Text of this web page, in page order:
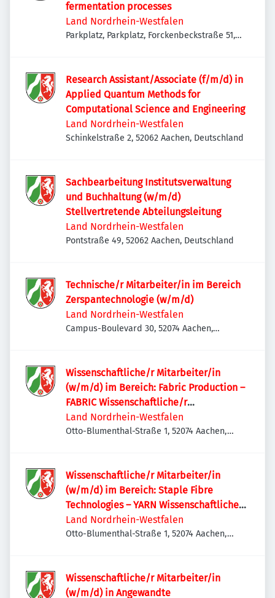
fermentation processes
Land Nordrhein-Westfalen
Parkplatz, Parkplatz, Forckenbeckstraße 51,
Research Assistant/Associate (f/m/d) in
Applied Quantum Methods for
Computational Science and Engineering
Land Nordrhein-Westfalen
Schinkelstraße 2, 52062 Aachen, Deutschland
Sachbearbeitung Institutsverwaltung
und Buchhaltung (w/m/d)
Stellvertretende Abteilungsleitung
Land Nordrhein-Westfalen
Pontstraße 49, 52062 Aachen, Deutschland
Technische/r Mitarbeiter/in im Bereich
Zerspantechnologie (w/m/d)
Land Nordrhein-Westfalen
Campus-Boulevard 30, 52074 Aachen,
Wissenschaftliche/r Mitarbeiter/in
(w/m/d) im Bereich: Fabric Production –
FABRIC Wissenschaftliche/r
Mitarbeiter/in (w/m/d) im Bereich:
Fabric Production – FABRIC
Land Nordrhein-Westfalen
Otto-Blumenthal-Straße 1, 52074 Aachen,
Wissenschaftliche/r Mitarbeiter/in
(w/m/d) im Bereich: Staple Fibre
Technologies – YARN Wissenschaftliche/r
Mitarbeiter/in (w/m/d) im Bereich:
Staple Fibre Technologies – YARN
Land Nordrhein-Westfalen
Otto-Blumenthal-Straße 1, 52074 Aachen,
Wissenschaftliche/r Mitarbeiter/in
(w/m/d) in Angewandte